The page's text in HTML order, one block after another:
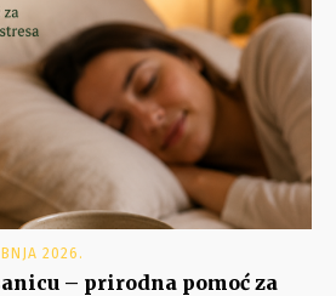
2026.
– prirodna pomoć za